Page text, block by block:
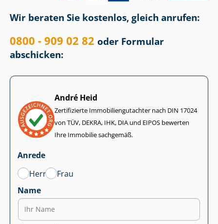
Wir beraten Sie kostenlos, gleich anrufen:
0800 - 909 02 82 oder Formular
abschicken:
André Heid
Zertifizierte Im­mo­bi­li­en­gut­ach­ter nach DIN 17024
von TÜV, DEKRA, IHK, DIA und EIPOS bewerten
Ihre Immobilie sachgemäß.
Anrede
Herr
Frau
Name